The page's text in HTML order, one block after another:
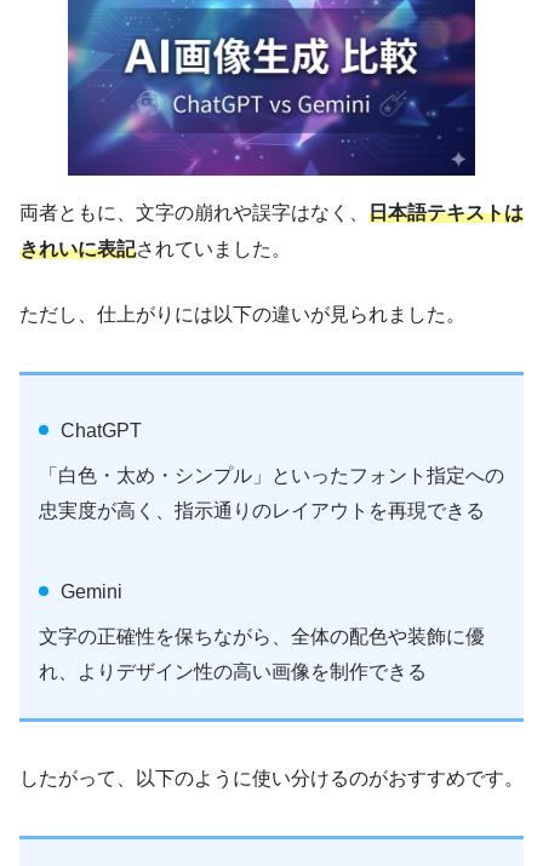
両者ともに、文字の崩れや誤字はなく、 日本語テキストは
きれいに表記されていました。
ただし、仕上がりには以下の違いが見られました。
ChatGPT
「白色・太め・シンプル」といったフォント指定への
忠実度が高く、指示通りのレイアウトを再現できる
Gemini
文字の正確性を保ちながら、全体の配色や装飾に優
れ、よりデザイン性の高い画像を制作できる
したがって、以下のように使い分けるのがおすすめです。